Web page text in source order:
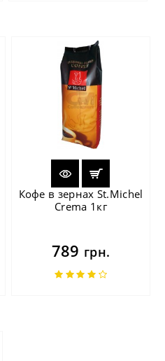
Кофе в зернах St.Michel
Crema 1кг
789 грн.